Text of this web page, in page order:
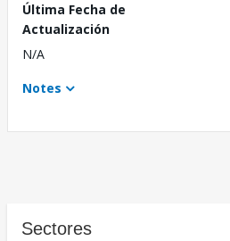
Última Fecha de
Actualización
N/A
Notes
Sectores